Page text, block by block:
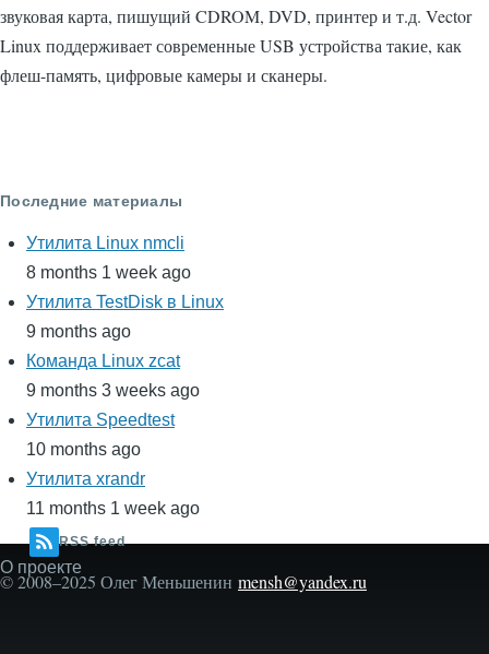
звуковая карта, пишущий CDROM, DVD, принтер и т.д. Vector
Linux поддерживает современные USB устройства такие, как
флеш-память, цифровые камеры и сканеры.
Последние материалы
Утилита Linux nmcli
8 months 1 week ago
Утилита TestDisk в Linux
9 months ago
Команда Linux zcat
9 months 3 weeks ago
Утилита Speedtest
10 months ago
Утилита xrandr
11 months 1 week ago
RSS feed
Secondary
menu
О проекте
© 2008–2025 Олег Меньшенин mensh@yandex.ru